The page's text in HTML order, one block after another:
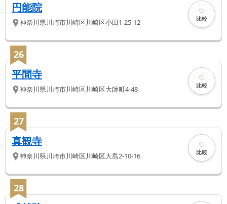
円能院
神奈川県川崎市川崎区川崎区小田1-25-12 比較
26
平間寺
神奈川県川崎市川崎区川崎区大師町4-48 比較
27
真観寺
神奈川県川崎市川崎区川崎区大島2-10-16 比較
28